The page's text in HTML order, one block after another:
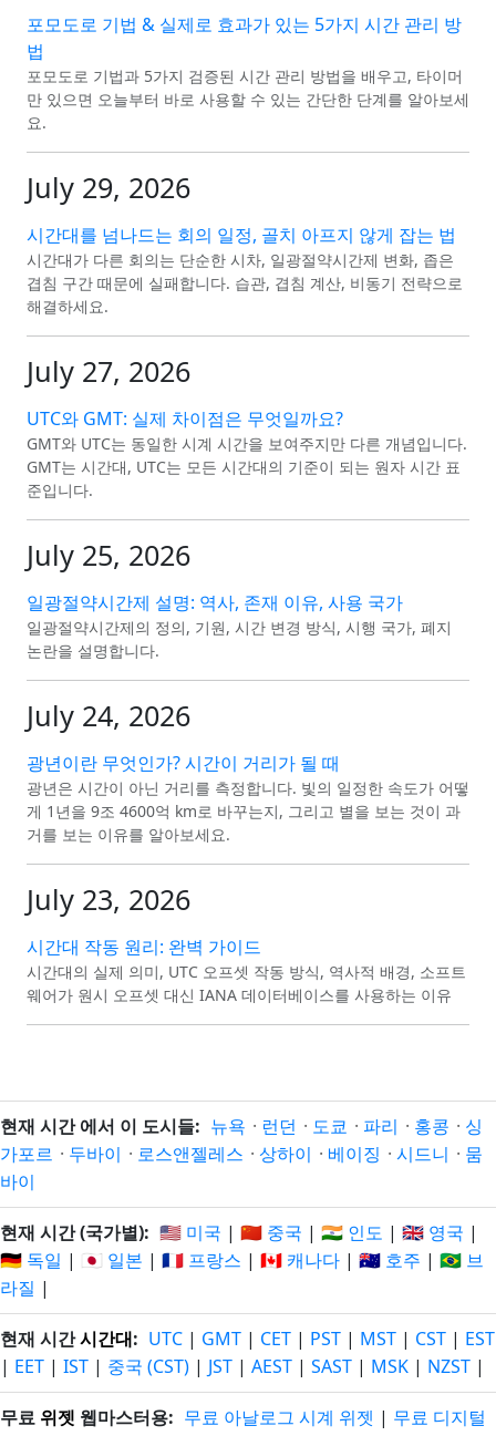
포모도로 기법 & 실제로 효과가 있는 5가지 시간 관리 방
법
포모도로 기법과 5가지 검증된 시간 관리 방법을 배우고, 타이머
만 있으면 오늘부터 바로 사용할 수 있는 간단한 단계를 알아보세
요.
July 29, 2026
시간대를 넘나드는 회의 일정, 골치 아프지 않게 잡는 법
시간대가 다른 회의는 단순한 시차, 일광절약시간제 변화, 좁은
겹침 구간 때문에 실패합니다. 습관, 겹침 계산, 비동기 전략으로
해결하세요.
July 27, 2026
UTC와 GMT: 실제 차이점은 무엇일까요?
GMT와 UTC는 동일한 시계 시간을 보여주지만 다른 개념입니다.
GMT는 시간대, UTC는 모든 시간대의 기준이 되는 원자 시간 표
준입니다.
July 25, 2026
일광절약시간제 설명: 역사, 존재 이유, 사용 국가
일광절약시간제의 정의, 기원, 시간 변경 방식, 시행 국가, 폐지
논란을 설명합니다.
July 24, 2026
광년이란 무엇인가? 시간이 거리가 될 때
광년은 시간이 아닌 거리를 측정합니다. 빛의 일정한 속도가 어떻
게 1년을 9조 4600억 km로 바꾸는지, 그리고 별을 보는 것이 과
거를 보는 이유를 알아보세요.
July 23, 2026
시간대 작동 원리: 완벽 가이드
시간대의 실제 의미, UTC 오프셋 작동 방식, 역사적 배경, 소프트
웨어가 원시 오프셋 대신 IANA 데이터베이스를 사용하는 이유
현재 시간 에서 이 도시들: 뉴욕 · 런던 · 도쿄 · 파리 · 홍콩 · 싱
가포르 · 두바이 · 로스앤젤레스 · 상하이 · 베이징 · 시드니 · 뭄
바이
현재 시간 (국가별): 🇺🇸 미국 | 🇨🇳 중국 | 🇮🇳 인도 | 🇬🇧 영국 |
🇩🇪 독일 | 🇯🇵 일본 | 🇫🇷 프랑스 | 🇨🇦 캐나다 | 🇦🇺 호주 | 🇧🇷 브
라질 |
현재 시간시간대: UTC | GMT | CET | PST | MST | CST | EST
| EET | IST | 중국 (CST) | JST | AEST | SAST | MSK | NZST |
무료 위젯 웹마스터용: 무료 아날로그 시계 위젯 | 무료 디지털